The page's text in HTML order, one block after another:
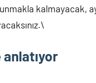
kalmayacak,
anlatıyor